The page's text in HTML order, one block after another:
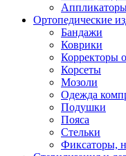
Ортопедические
Бандажи
Коврики
Корректоры
Корсеты
Мозоли
Одежда
Подушки
Пояса
Стельки
Фиксаторы,